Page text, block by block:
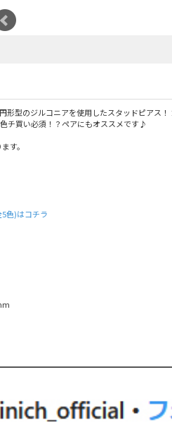
形型のジルコニアを使用したスタッドピアス
チ買い必須！？ペアにもオススメです♪
す。
色)はコチラ